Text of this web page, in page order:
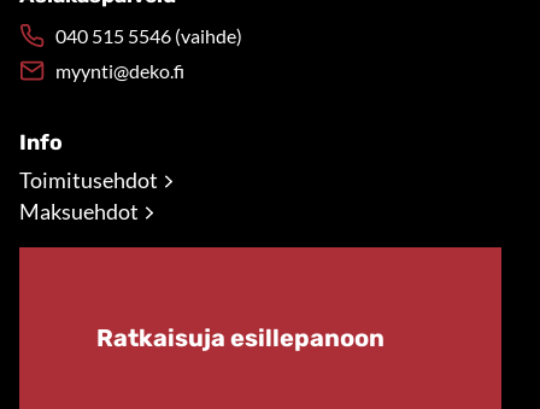
040 515 5546 (vaihde)
myynti@deko.fi
Info
Toimitusehdot
Maksuehdot
Ratkaisuja esillepanoon